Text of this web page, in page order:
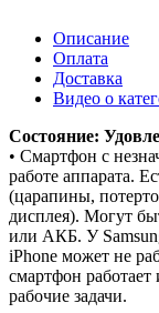
Описание
Оплата
Доставка
Видео о
Состояние:
• Смартфон с
работе аппарата.
(царапины,
дисплея). Могут
или АКБ. У
iPhone может не
смартфон
рабочие задачи.